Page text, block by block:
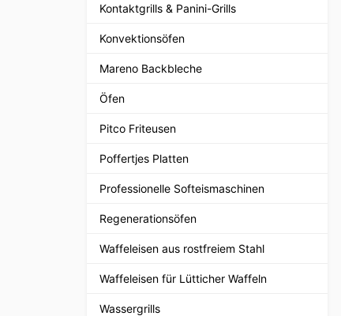
Kontaktgrills & Panini-Grills
Konvektionsöfen
Mareno Backbleche
Öfen
Pitco Friteusen
Poffertjes Platten
Professionelle Softeismaschinen
Regenerationsöfen
Waffeleisen aus rostfreiem Stahl
Waffeleisen für Lütticher Waffeln
Wassergrills